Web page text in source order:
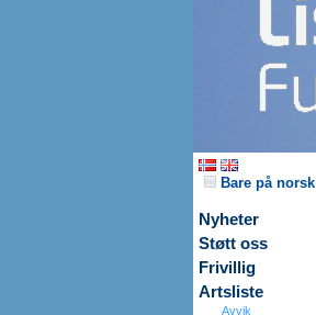
Bare på norsk
Nyheter
Støtt oss
Frivillig
Artsliste
Avvik